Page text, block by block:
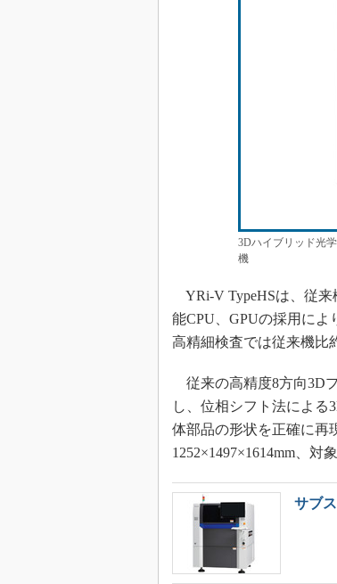
3Dハイブリッド光
機
YRi-V TypeHSは、従来
能CPU、GPUの採用に
高精細検査では従来機比
従来の高精度8方向3D
し、位相シフト法による
体部品の形状を正確に再
1252×1497×1614mm、対
サブ